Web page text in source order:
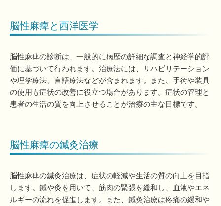
脳性麻痺と西洋医学
脳性麻痺の診断は、一般的に病歴の詳細な調査と神経学的評
価に基づいて行われます。治療法には、リハビリテーション
や理学療法、言語療法などが含まれます。また、手術や装具
の使用も症状の改善に役立つ場合があります。症状の管理と
患者の生活の質を向上させることが治療の主な目標です。
脳性麻痺の鍼灸治療
脳性麻痺の鍼灸治療は、症状の軽減や生活の質の向上を目指
します。鍼や灸を用いて、筋肉の緊張を緩和し、血液やエネ
ルギーの流れを促進します。また、鍼灸治療は疼痛の緩和や